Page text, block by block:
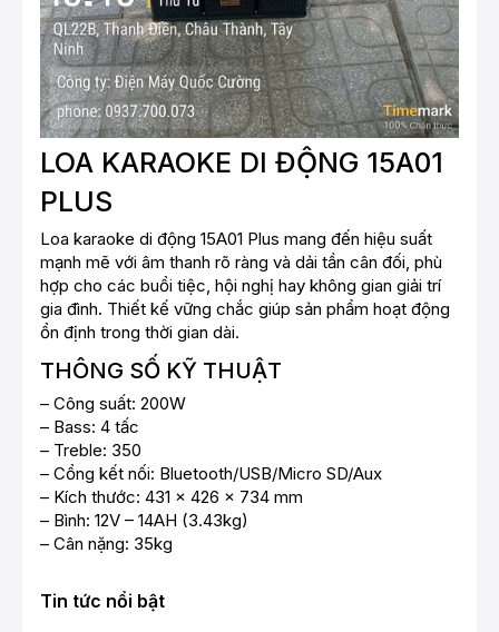
LOA KARAOKE DI ĐỘNG 15A01
PLUS
Loa karaoke di động 15A01 Plus mang đến hiệu suất
mạnh mẽ với âm thanh rõ ràng và dải tần cân đối, phù
hợp cho các buổi tiệc, hội nghị hay không gian giải trí
gia đình. Thiết kế vững chắc giúp sản phẩm hoạt động
ổn định trong thời gian dài.
THÔNG SỐ KỸ THUẬT
– Công suất: 200W
– Bass: 4 tấc
– Treble: 350
– Cổng kết nối: Bluetooth/USB/Micro SD/Aux
– Kích thước: 431 x 426 x 734 mm
– Bình: 12V – 14AH (3.43kg)
– Cân nặng: 35kg
Tin tức nổi bật